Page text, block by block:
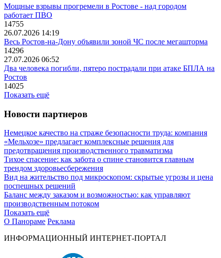
Мощные взрывы прогремели в Ростове - над городом
работает ПВО
14755
26.07.2026 14:19
Весь Ростов-на-Дону объявили зоной ЧС после мегашторма
14296
27.07.2026 06:52
Два человека погибли, пятеро пострадали при атаке БПЛА на
Ростов
14025
Показать ещё
Новости партнеров
Немецкое качество на страже безопасности труда: компания
«Мельхозе» предлагает комплексные решения для
предотвращения производственного травматизма
Тихое спасение: как забота о спине становится главным
трендом здоровьесбережения
Вид на жительство под микроскопом: скрытые угрозы и цена
поспешных решений
Баланс между заказом и возможностью: как управляют
производственным потоком
Показать ещё
О Панораме Реклама
ИНФОРМАЦИОННЫЙ ИНТЕРНЕТ-ПОРТАЛ